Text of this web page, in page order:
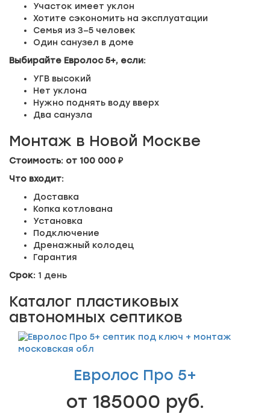
Участок имеет уклон
Хотите сэкономить на эксплуатации
Семья из 3–5 человек
Один санузел в доме
Выбирайте Евролос 5+, если:
УГВ высокий
Нет уклона
Нужно поднять воду вверх
Два санузла
Монтаж в Новой Москве
Стоимость: от 100 000 ₽
Что входит:
Доставка
Копка котлована
Установка
Подключение
Дренажный колодец
Гарантия
Срок: 1 день
Каталог пластиковых
автономных септиков
Евролос Про 5+
от 185000 руб.